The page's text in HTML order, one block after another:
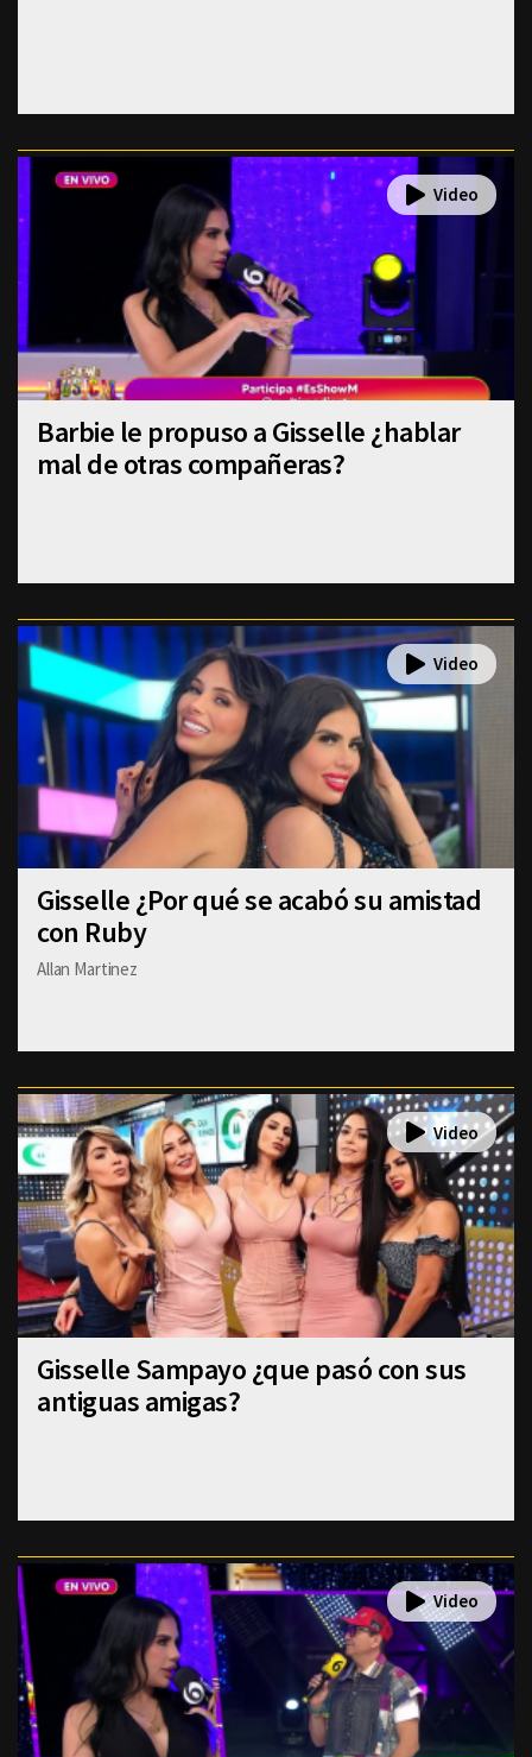
Barbie le propuso a Gisselle ¿hablar
mal de otras compañeras?
Gisselle ¿Por qué se acabó su amistad
con Ruby
Allan Martinez
Gisselle Sampayo ¿que pasó con sus
antiguas amigas?